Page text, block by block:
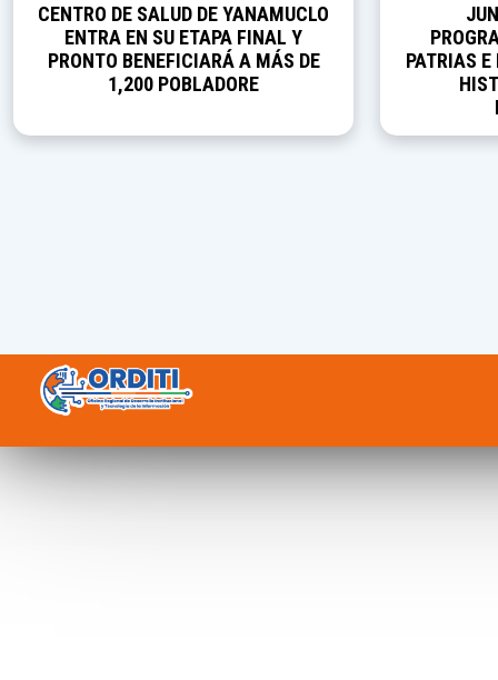
CENTRO DE SALUD DE YANAMUCLO
ENTRA EN SU ETAPA FINAL Y
PRONTO BENEFICIARÁ A MÁS DE
1,200 POBLADORE
PATRIAS